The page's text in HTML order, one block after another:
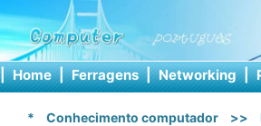
| Home | Ferragens | Networking |
* Conhecimento computador >>